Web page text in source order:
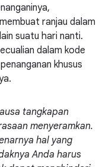
ranjau dalam
suatu hari nanti.
dalam kode
khusus
tangkapan
menyeramkan.
hal yang
Anda harus